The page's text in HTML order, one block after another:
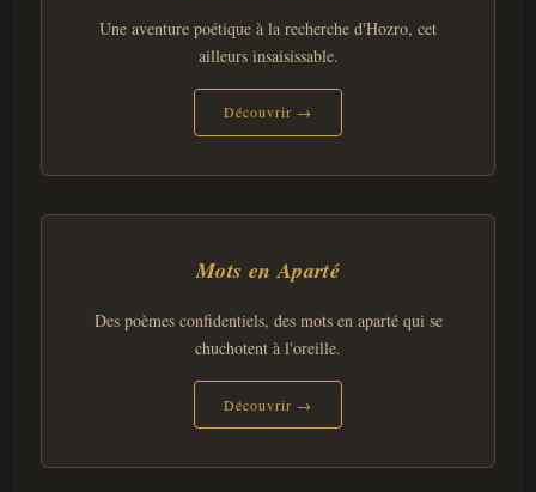
Une aventure poétique à la recherche d'Hozro, cet
ailleurs insaisissable.
Découvrir →
Mots en Aparté
Des poèmes confidentiels, des mots en aparté qui se
chuchotent à l'oreille.
Découvrir →